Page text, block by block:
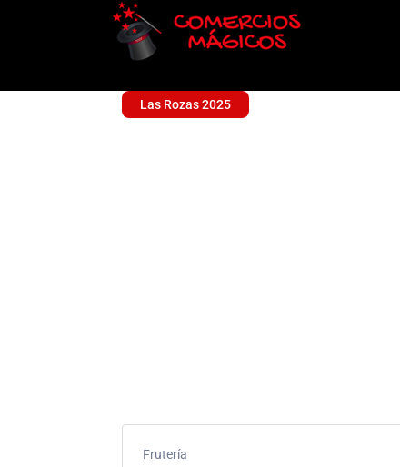
Las Rozas 2025
Frutería